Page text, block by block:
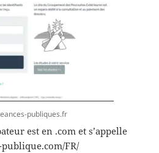
publiques.fr
est en .com et s’appelle
FR/